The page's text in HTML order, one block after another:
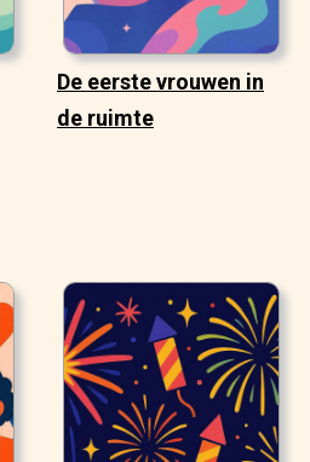
De eerste vrouwen in
de ruimte